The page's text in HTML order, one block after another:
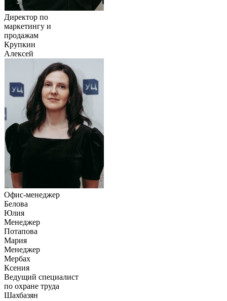
Директор по
маркетингу и
продажам
Крупкин
Алексей
Офис-менеджер
Белова
Юлия
Менеджер
Потапова
Мария
Менеджер
Мербах
Ксения
Ведущий специалист
по охране труда
Шахбазян